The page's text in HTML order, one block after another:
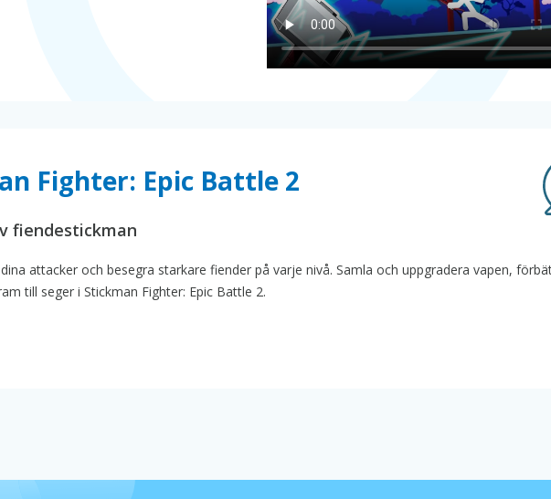
Fighter: Epic Battle 2
fiendestickman
attacker och besegra starkare fiender på varje nivå. Samla och uppgradera vapen,
till seger i Stickman Fighter: Epic Battle 2.